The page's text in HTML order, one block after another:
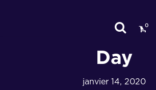
0
Day
janvier 14, 2020